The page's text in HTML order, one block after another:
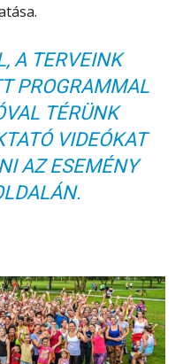
A TERVEINK
PROGRAMMAL
TÉRÜNK
VIDEÓKAT
AZ ESEMÉNY